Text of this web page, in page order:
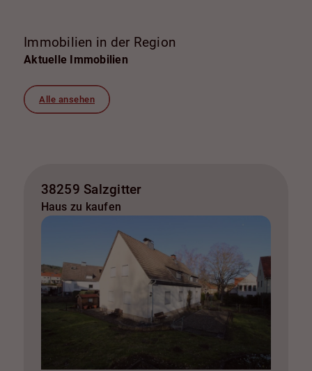
Immobilien in der Region
Aktuelle Immobilien
Alle ansehen
38259 Salzgitter
Haus zu kaufen